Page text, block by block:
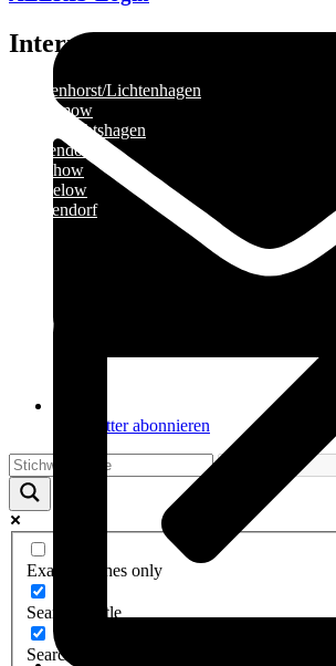
Newsletter abonnieren
Exact matches only
Search in title
Search in content
Internetseiten der Gemeinden
Elmenhorst/Lichtenhagen
Kritzmow
Lambrechtshagen
Papendorf
Pölchow
Stäbelow
Ziesendorf